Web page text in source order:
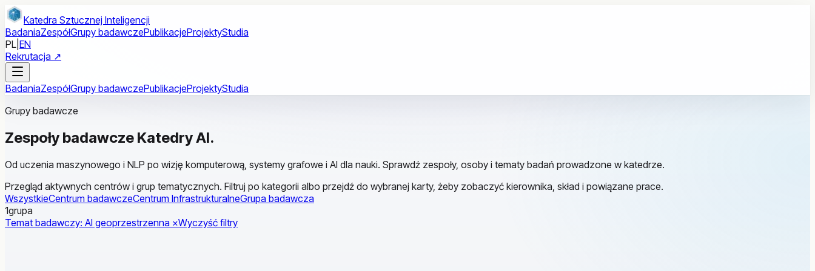
Przejdź do treści głównej
Katedra Sztucznej Inteligencji
BadaniaZespółGrupy badawczePublikacjeProjektyStudia
PL EN
Rekrutacja ↗
BadaniaZespółGrupy badawczePublikacjeProjektyStudia
Grupy badawcze
Zespoły badawcze Katedry AI.
Od uczenia maszynowego i NLP po wizję komputerową, systemy grafowe i AI dla nauki. Sprawdź zespoły, osoby i tematy badań prowadzone w katedrze.
Przegląd aktywnych centrów i grup tematycznych. Filtruj po kategorii albo przejdź do wybranej karty, żeby zobaczyć kierownika, skład i powiązane prace.
WszystkieCentrum badawczeCentrum InfrastrukturalneGrupa badawcza
1grupa
Temat badawczy: AI geoprzestrzenna ×Wyczyść filtry